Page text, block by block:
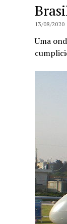
13/08/2020
Uma